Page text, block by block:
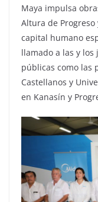
Maya impulsa
Altura de
capital humano
llamado a las y los
públicas como las
Castellanos y
en Kanasín y